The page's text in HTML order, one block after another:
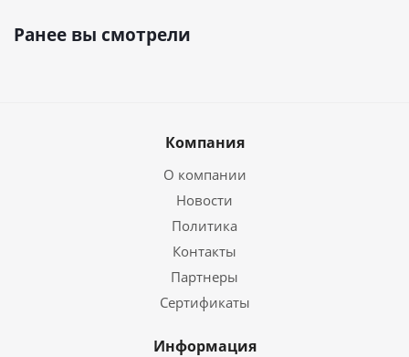
Ранее вы смотрели
Компания
О компании
Новости
Политика
Контакты
Партнеры
Сертификаты
Информация